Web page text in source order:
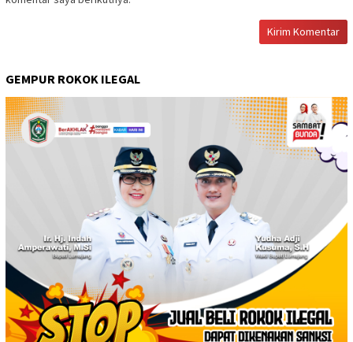
GEMPUR ROKOK ILEGAL